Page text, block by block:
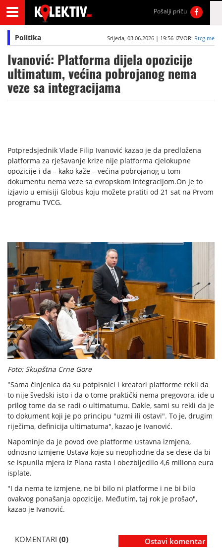
Pošalji priču
Politika Srijeda, 03.06.2026 | 19:56 IZVOR: Rtcg.me
Ivanović: Platforma dijela opozicije
ultimatum, većina pobrojanog nema
veze sa integracijama
Potpredsjednik Vlade Filip Ivanović kazao je da predložena
platforma za rješavanje krize nije platforma cjelokupne
opozicije i da – kako kaže – većina pobrojanog u tom
dokumentu nema veze sa evropskom integracijom.On je to
izjavio u emisiji Globus koju možete pratiti od 21 sat na Prvom
programu TVCG.
Foto: Skupštna Crne Gore
"Sama činjenica da su potpisnici i kreatori platforme rekli da
to nije švedski isto i da o tome praktički nema pregovora, ide u
prilog tome da se radi o ultimatumu. Dakle, sami su rekli da je
to dokument koji je po principu "uzmi ili ostavi". To je, drugim
riječima, definicija ultimatuma", kazao je Ivanović.
Napominje da je povod ove platforme ustavna izmjena,
odnosno izmjene Ustava koje su neophodne da se dese da bi
se ispunila mjera iz Plana rasta i obezbijedilo 4,6 miliona eura
isplate.
"I da nema te izmjene, ne bi bilo ni platforme i ne bi bilo
ovakvog ponašanja opozicije. Međutim, taj rok je prošao",
kazao je Ivanović.
KOMENTARI (0) Ostavi komentar